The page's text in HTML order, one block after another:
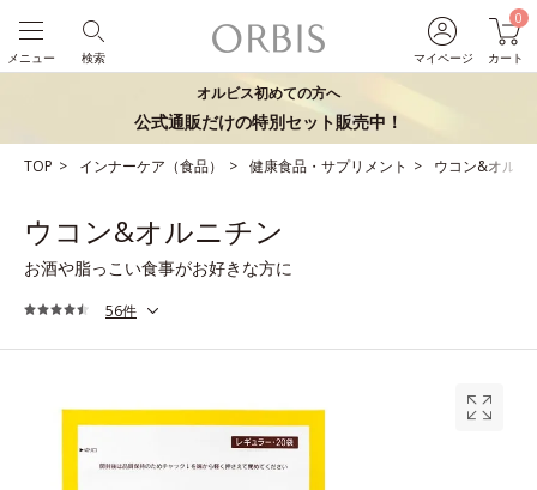
マイページ
0
カート
検索
メニュー
オルビス初めての方へ
公式通販だけの特別セット販売中！
TOP インナーケア（食品） 健康食品・サプリメント ウコン&オルニ
ウコン&オルニチン
お酒や脂っこい食事がお好きな方に
56件